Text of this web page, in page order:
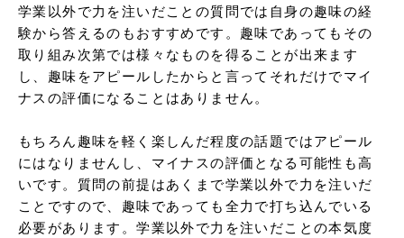
学業以外で力を注いだことの質問では自身の趣味の経
験から答えるのもおすすめです。趣味であってもその
取り組み次第では様々なものを得ることが出来ます
し、趣味をアピールしたからと言ってそれだけでマイ
ナスの評価になることはありません。
もちろん趣味を軽く楽しんだ程度の話題ではアピール
にはなりませんし、マイナスの評価となる可能性も高
いです。質問の前提はあくまで学業以外で力を注いだ
ことですので、趣味であっても全力で打ち込んでいる
必要があります。学業以外で力を注いだことの本気度